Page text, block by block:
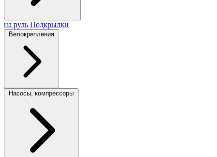
на руль Подкрылки
Велокрепления
Насосы, компрессоры